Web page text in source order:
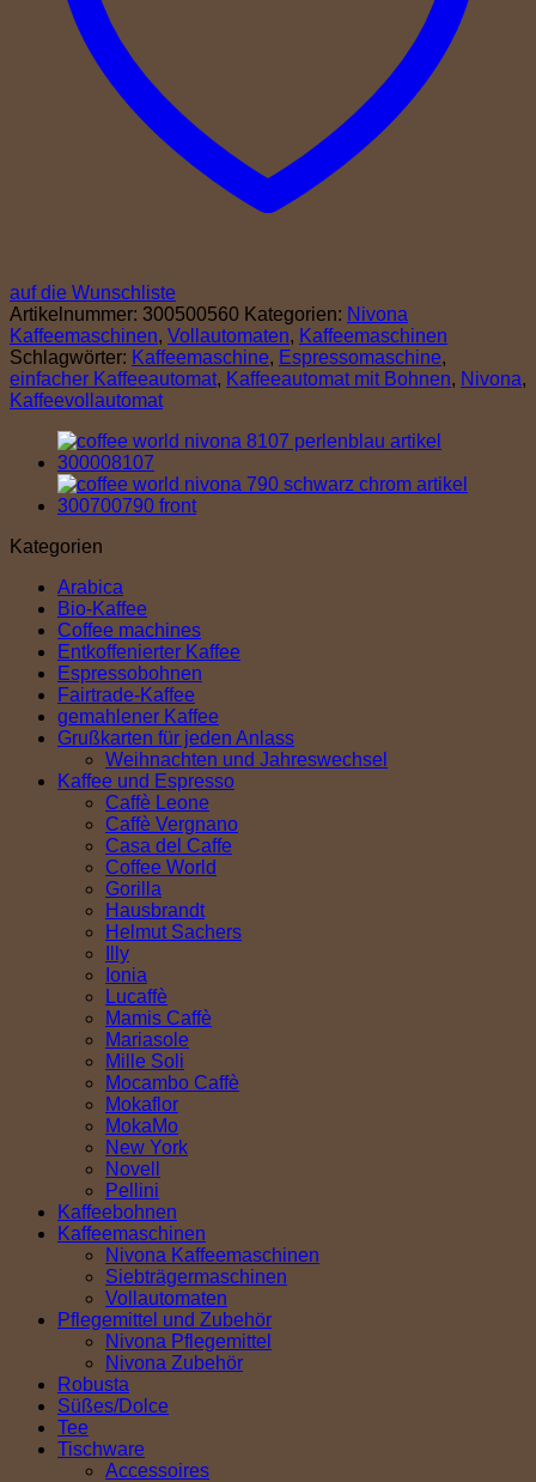
auf die Wunschliste
Artikelnummer: 300500560 Kategorien: Nivona
Kaffeemaschinen, Vollautomaten, Kaffeemaschinen
Schlagwörter: Kaffeemaschine, Espressomaschine,
einfacher Kaffeeautomat, Kaffeeautomat mit Bohnen, Nivona,
Kaffeevollautomat
Kategorien
Arabica
Bio-Kaffee
Coffee machines
Entkoffenierter Kaffee
Espressobohnen
Fairtrade-Kaffee
gemahlener Kaffee
Grußkarten für jeden Anlass
Weihnachten und Jahreswechsel
Kaffee und Espresso
Caffè Leone
Caffè Vergnano
Casa del Caffe
Coffee World
Gorilla
Hausbrandt
Helmut Sachers
Illy
Ionia
Lucaffè
Mamis Caffè
Mariasole
Mille Soli
Mocambo Caffè
Mokaflor
MokaMo
New York
Novell
Pellini
Kaffeebohnen
Kaffeemaschinen
Nivona Kaffeemaschinen
Siebträgermaschinen
Vollautomaten
Pflegemittel und Zubehör
Nivona Pflegemittel
Nivona Zubehör
Robusta
Süßes/Dolce
Tee
Tischware
Accessoires